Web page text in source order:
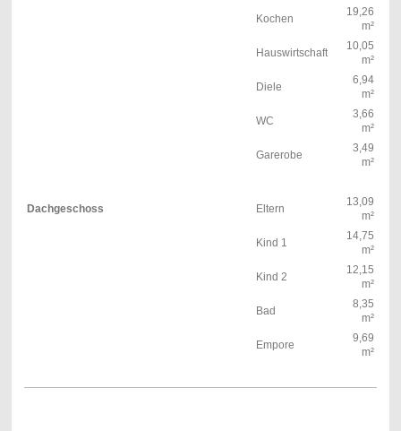
Kochen
19,26
m²
Hauswirtschaft
10,05
m²
Diele
6,94
m²
WC
3,66
m²
Garerobe
3,49
m²
Dachgeschoss Eltern
13,09
m²
Kind 1
14,75
m²
Kind 2
12,15
m²
Bad
8,35
m²
Empore
9,69
m²